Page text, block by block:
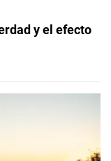
y el efecto